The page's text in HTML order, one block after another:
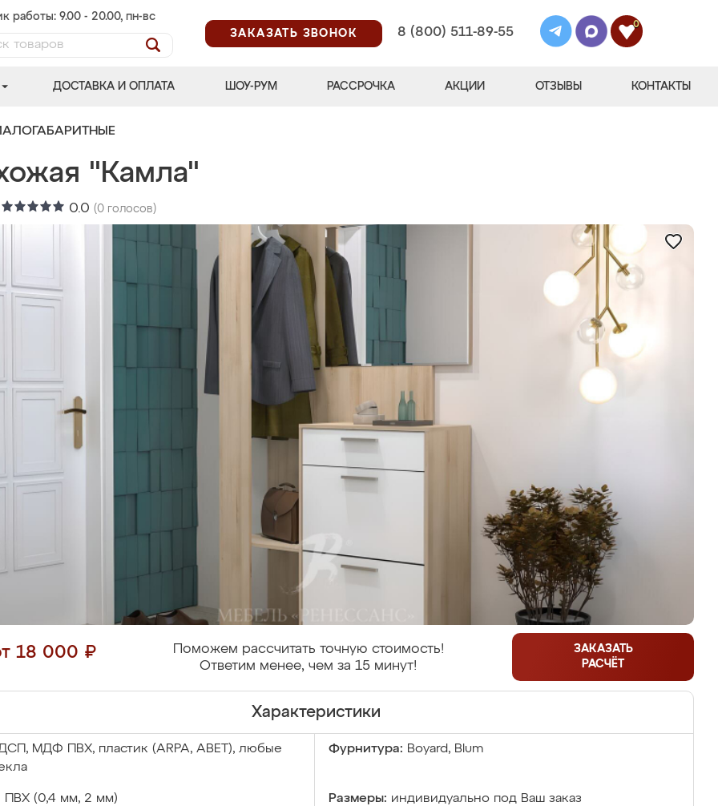
работы: 9.00 - 20.00, пн-вс
ЗАКАЗАТЬ ЗВОНОК
8 (800) 511-89-55
0
ДОСТАВКА И ОПЛАТА ШОУ-РУМ РАССРОЧКА АКЦИИ ОТЗЫВЫ КОНТАКТЫ
"Камла"
0.0 (0 голосов)
18 000 ₽
Поможем рассчитать точную стоимость!
Ответим менее, чем за 15 минут!
ЗАКАЗАТЬ
РАСЧЁТ
Характеристики
МДФ ПВХ, пластик (ARPA, ABET), любые
Фурнитура: Boyard, Blum
ПВХ (0,4 мм, 2 мм) Размеры: индивидуально под Ваш заказ